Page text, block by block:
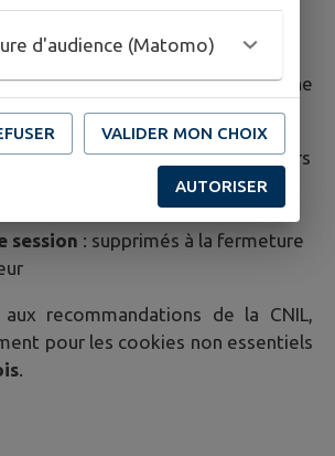
sur votre terminal ont une
:
(intramuros-*): 120 jours
(Matomo): 13 mois
session : supprimés à la fermeture
recommandations de la CNIL,
pour les cookies non essentiels
.
d'audience (Matomo)
VALIDER MON CHOIX
AUTORISER